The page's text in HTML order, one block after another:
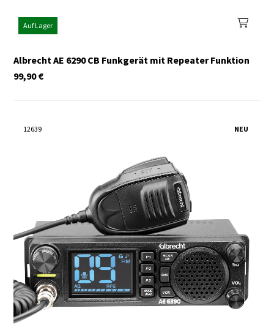
Auf Lager
Albrecht AE 6290 CB Funkgerät mit Repeater Funktion
€
99,90
NEU
12639